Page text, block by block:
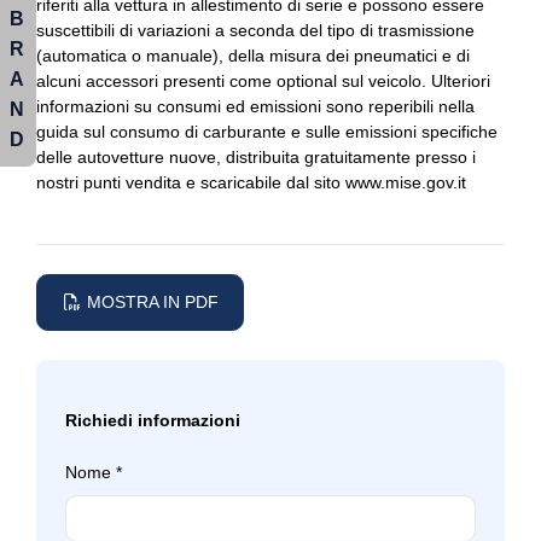
Presa 12v aggiuntiva
Radio dab
Regolatore di velocità - cruise control
Retrovisore interno anabbagliante
Selettore stile di guida
Sistema di assistenza al mantenimento della corsia
Fissaggi isofix
Freni a disco
Illuminazione abitacolo
Illuminazione bagagliaio
Impianto di scarico
Interni personalizzazione colori
riferiti alla vettura in allestimento di serie e possono essere
suscettibili di variazioni a seconda del tipo di trasmissione
(automatica o manuale), della misura dei pneumatici e di
alcuni accessori presenti come optional sul veicolo. Ulteriori
informazioni su consumi ed emissioni sono reperibili nella
guida sul consumo di carburante e sulle emissioni specifiche
delle autovetture nuove, distribuita gratuitamente presso i
nostri punti vendita e scaricabile dal sito www.mise.gov.it
MOSTRA IN PDF
Richiedi informazioni
Nome *
B
R
A
N
D